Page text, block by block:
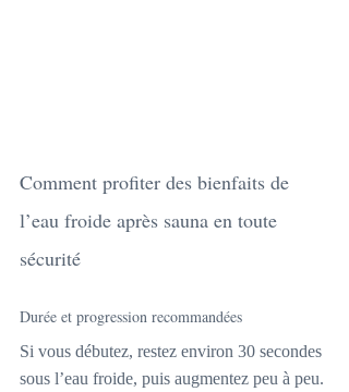
Comment profiter des bienfaits de
l’eau froide après sauna en toute
sécurité
Durée et progression recommandées
Si vous débutez, restez environ 30 secondes
sous l’eau froide, puis augmentez peu à peu.